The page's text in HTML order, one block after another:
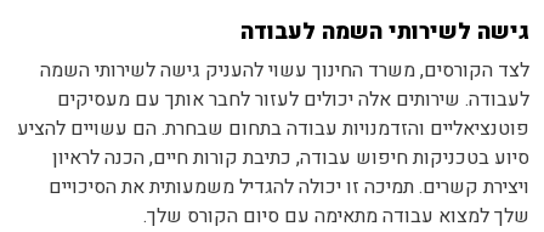
גישה לשירותי השמה לעבודה
לצד הקורסים, משרד החינוך עשוי להעניק גישה לשירותי השמה
לעבודה. שירותים אלה יכולים לעזור לחבר אותך עם מעסיקים
פוטנציאליים והזדמנויות עבודה בתחום שבחרת. הם עשויים להציע
סיוע בטכניקות חיפוש עבודה, כתיבת קורות חיים, הכנה לראיון
ויצירת קשרים. תמיכה זו יכולה להגדיל משמעותית את הסיכויים
שלך למצוא עבודה מתאימה עם סיום הקורס שלך.